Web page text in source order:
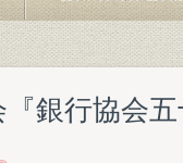
銀行協会